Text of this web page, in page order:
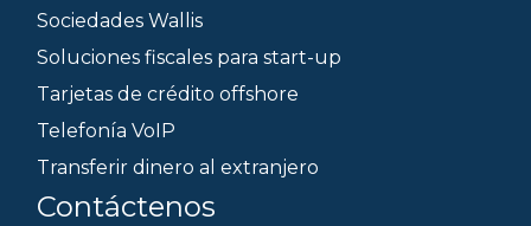
Sociedades Wallis
Soluciones fiscales para start-up
Tarjetas de crédito offshore
Telefonía VoIP
Transferir dinero al extranjero
Contáctenos